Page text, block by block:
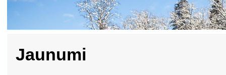
Jaunumi